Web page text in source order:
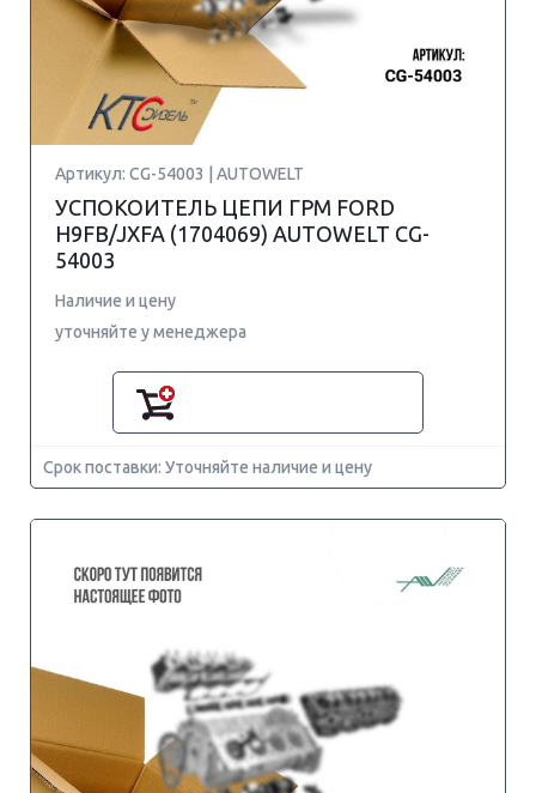
Артикул: CG-54003 | AUTOWELT
УСПОКОИТЕЛЬ ЦЕПИ ГРМ FORD
H9FB/JXFA (1704069) AUTOWELT CG-
54003
Наличие и цену
уточняйте у менеджера
Срок поставки: Уточняйте наличие и цену